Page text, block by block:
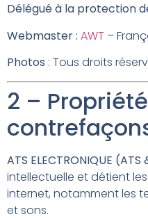
Délégué à la protection
Webmaster : AWT –
Photos : Tous droits
2 –
ATS ELECTRONIQUE (ATS
intellectuelle et détient
internet, notamment les
et sons.